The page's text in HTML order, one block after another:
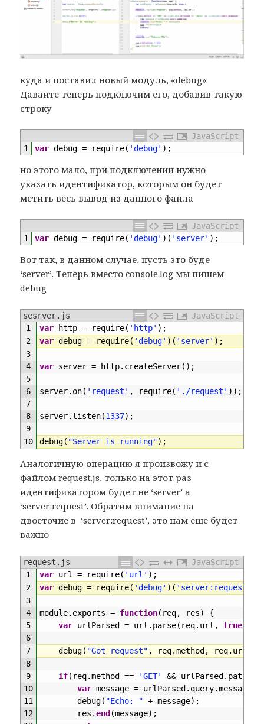
куда и поставил новый модуль, «debug».
Давайте теперь подключим его, добавив такую
строку
JavaScript
1
var debug = require( 'debug' ) ;
но этого мало, при подключении нужно
указать идентификатор, которым он будет
метить весь вывод из данного файла
JavaScript
1
var debug = require( 'debug' ) ( 'server' ) ;
Вот так, в данном случае, пусть это буде
‘server’. Теперь вместо console.log мы пишем
debug
sesrver.js
JavaScript
1
2
3
4
5
6
7
8
9
10
var http = require( 'http' ) ;
var debug = require( 'debug' ) ( 'server' ) ;
var server = http. createServer( ) ;
server. on( 'request' , require( './request' ) ) ;
server. listen(1337) ;
debug( "Server is running") ;
Аналогичную операцию я произвожу и с
файлом request.js, только на этот раз
идентификатором будет не ‘server’ a
‘server:request’. Обратим внимание на
двоеточие в ‘server:request’, это нам еще будет
важно
request.js
JavaScript
1
2
3
4
5
6
7
8
9
10
11
12
var url = require( 'url' ) ;
var debug = require( 'debug' ) ( 'server:request'
module. exports = function( req, res)
{
var urlParsed = url . parse( req. url , true
debug( "Got request" , req.method , req. url
if( req.method == 'GET' && urlParsed .
var message = urlParsed . query.message
debug( "Echo: " + message) ;
res .end (message) ;